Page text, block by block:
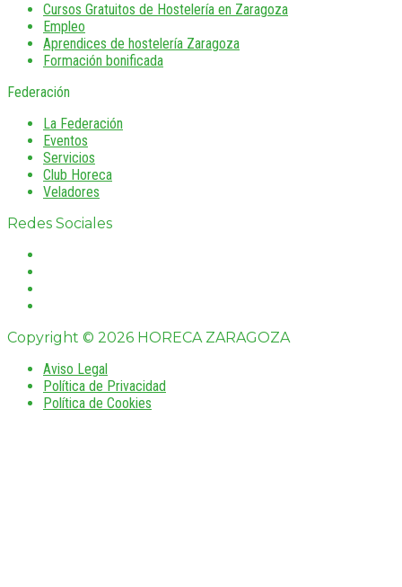
Cursos Gratuitos de Hostelería en Zaragoza
Empleo
Aprendices de hostelería Zaragoza
Formación bonificada
Federación
La Federación
Eventos
Servicios
Club Horeca
Veladores
Redes Sociales
Copyright © 2026 HORECA ZARAGOZA
Aviso Legal
Política de Privacidad
Política de Cookies